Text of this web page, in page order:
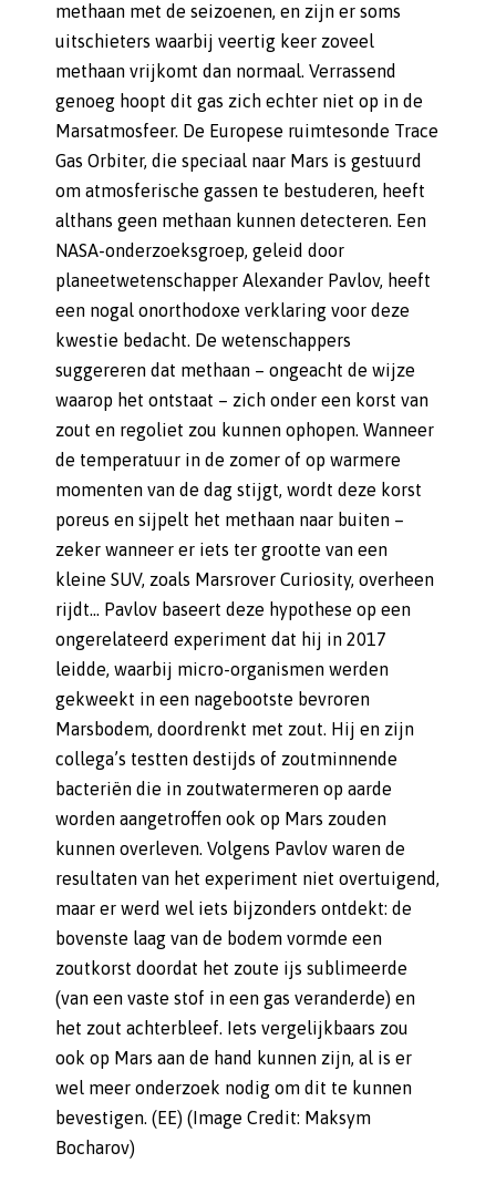
methaan met de seizoenen, en zijn er soms
uitschieters waarbij veertig keer zoveel
methaan vrijkomt dan normaal. Verrassend
genoeg hoopt dit gas zich echter niet op in de
Marsatmosfeer. De Europese ruimtesonde Trace
Gas Orbiter, die speciaal naar Mars is gestuurd
om atmosferische gassen te bestuderen, heeft
althans geen methaan kunnen detecteren. Een
NASA-onderzoeksgroep, geleid door
planeetwetenschapper Alexander Pavlov, heeft
een nogal onorthodoxe verklaring voor deze
kwestie bedacht. De wetenschappers
suggereren dat methaan – ongeacht de wijze
waarop het ontstaat – zich onder een korst van
zout en regoliet zou kunnen ophopen. Wanneer
de temperatuur in de zomer of op warmere
momenten van de dag stijgt, wordt deze korst
poreus en sijpelt het methaan naar buiten –
zeker wanneer er iets ter grootte van een
kleine SUV, zoals Marsrover Curiosity, overheen
rijdt… Pavlov baseert deze hypothese op een
ongerelateerd experiment dat hij in 2017
leidde, waarbij micro-organismen werden
gekweekt in een nagebootste bevroren
Marsbodem, doordrenkt met zout. Hij en zijn
collega’s testten destijds of zoutminnende
bacteriën die in zoutwatermeren op aarde
worden aangetroffen ook op Mars zouden
kunnen overleven. Volgens Pavlov waren de
resultaten van het experiment niet overtuigend,
maar er werd wel iets bijzonders ontdekt: de
bovenste laag van de bodem vormde een
zoutkorst doordat het zoute ijs sublimeerde
(van een vaste stof in een gas veranderde) en
het zout achterbleef. Iets vergelijkbaars zou
ook op Mars aan de hand kunnen zijn, al is er
wel meer onderzoek nodig om dit te kunnen
bevestigen. (EE) (Image Credit: Maksym
Bocharov)